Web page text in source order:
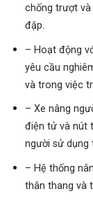
chống trượt
đập.
– Hoạt động
yêu cầu
và trong việc
– Xe nâng
điện tử và nút
người sử dụng
– Hệ thống
thân thang và